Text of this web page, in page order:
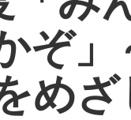
ぞ」
め